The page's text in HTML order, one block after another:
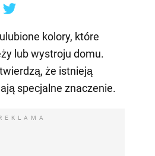
kolory, które
lub wystroju domu.
że istnieją
specjalne znaczenie.